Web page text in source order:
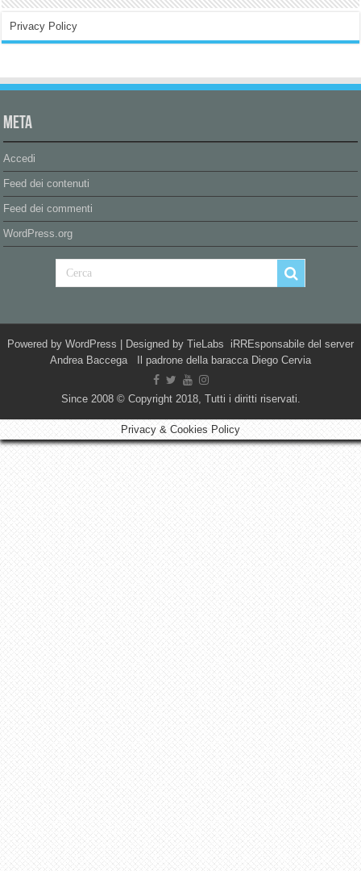
Privacy Policy
Meta
Accedi
Feed dei contenuti
Feed dei commenti
WordPress.org
Powered by WordPress | Designed by TieLabs iRREsponsabile del server
Andrea Baccega Il padrone della baracca Diego Cervia
Since 2008 © Copyright 2018, Tutti i diritti riservati.
Privacy & Cookies Policy